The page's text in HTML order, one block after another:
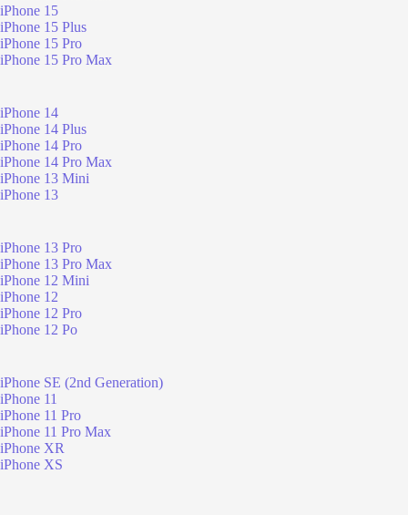
iPhone 15
iPhone 15 Plus
iPhone 15 Pro
iPhone 15 Pro Max
iPhone 14
iPhone 14 Plus
iPhone 14 Pro
iPhone 14 Pro Max
iPhone 13 Mini
iPhone 13
iPhone 13 Pro
iPhone 13 Pro Max
iPhone 12 Mini
iPhone 12
iPhone 12 Pro
iPhone 12 Po
iPhone SE (2nd Generation)
iPhone 11
iPhone 11 Pro
iPhone 11 Pro Max
iPhone XR
iPhone XS